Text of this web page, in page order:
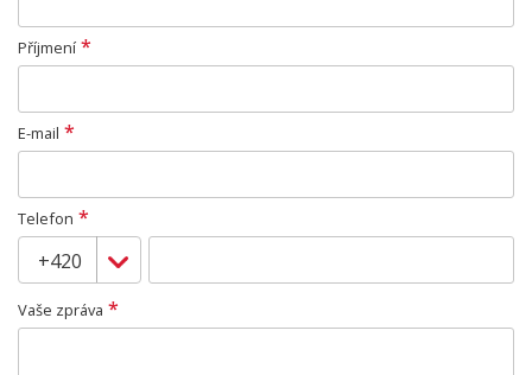
Příjmení *
E-mail *
Telefon *
Vaše zpráva *